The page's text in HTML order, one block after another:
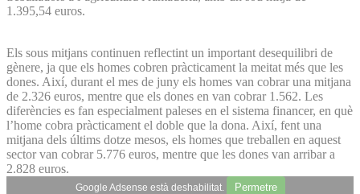
1.395,54 euros.
Els sous mitjans continuen reflectint un important desequilibri de
gènere, ja que els homes cobren pràcticament la meitat més que les
dones. Així, durant el mes de juny els homes van cobrar una mitjana
de 2.326 euros, mentre que els dones en van cobrar 1.562. Les
diferències es fan especialment paleses en el sistema financer, en què
l’home cobra pràcticament el doble que la dona. Així, fent una
mitjana dels últims dotze mesos, els homes que treballen en aquest
sector van cobrar 5.776 euros, mentre que les dones van arribar a
2.828 euros.
Google Adsense està deshabilitat. Permetre